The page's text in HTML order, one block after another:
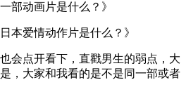
部动画片是什么？》
本爱情动作片是什么？》
会点开看下，直戳男生的弱点，大
，大家和我看的是不是同一部或者